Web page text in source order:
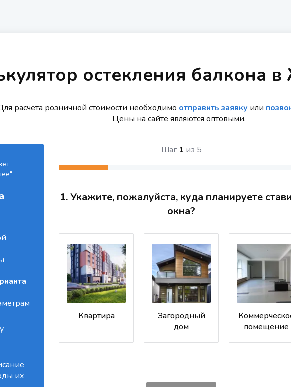
остекления балкона
расчета розничной стоимости необходимо отправить заявку или
Цены на сайте являются оптовыми.
их
Шаг 1 из 5
1. Укажите, пожалуйста, куда планируете
окна?
Квартира
Загородный
дом
помещение